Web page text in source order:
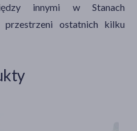
innymi w Stanach
przestrzeni ostatnich kilku